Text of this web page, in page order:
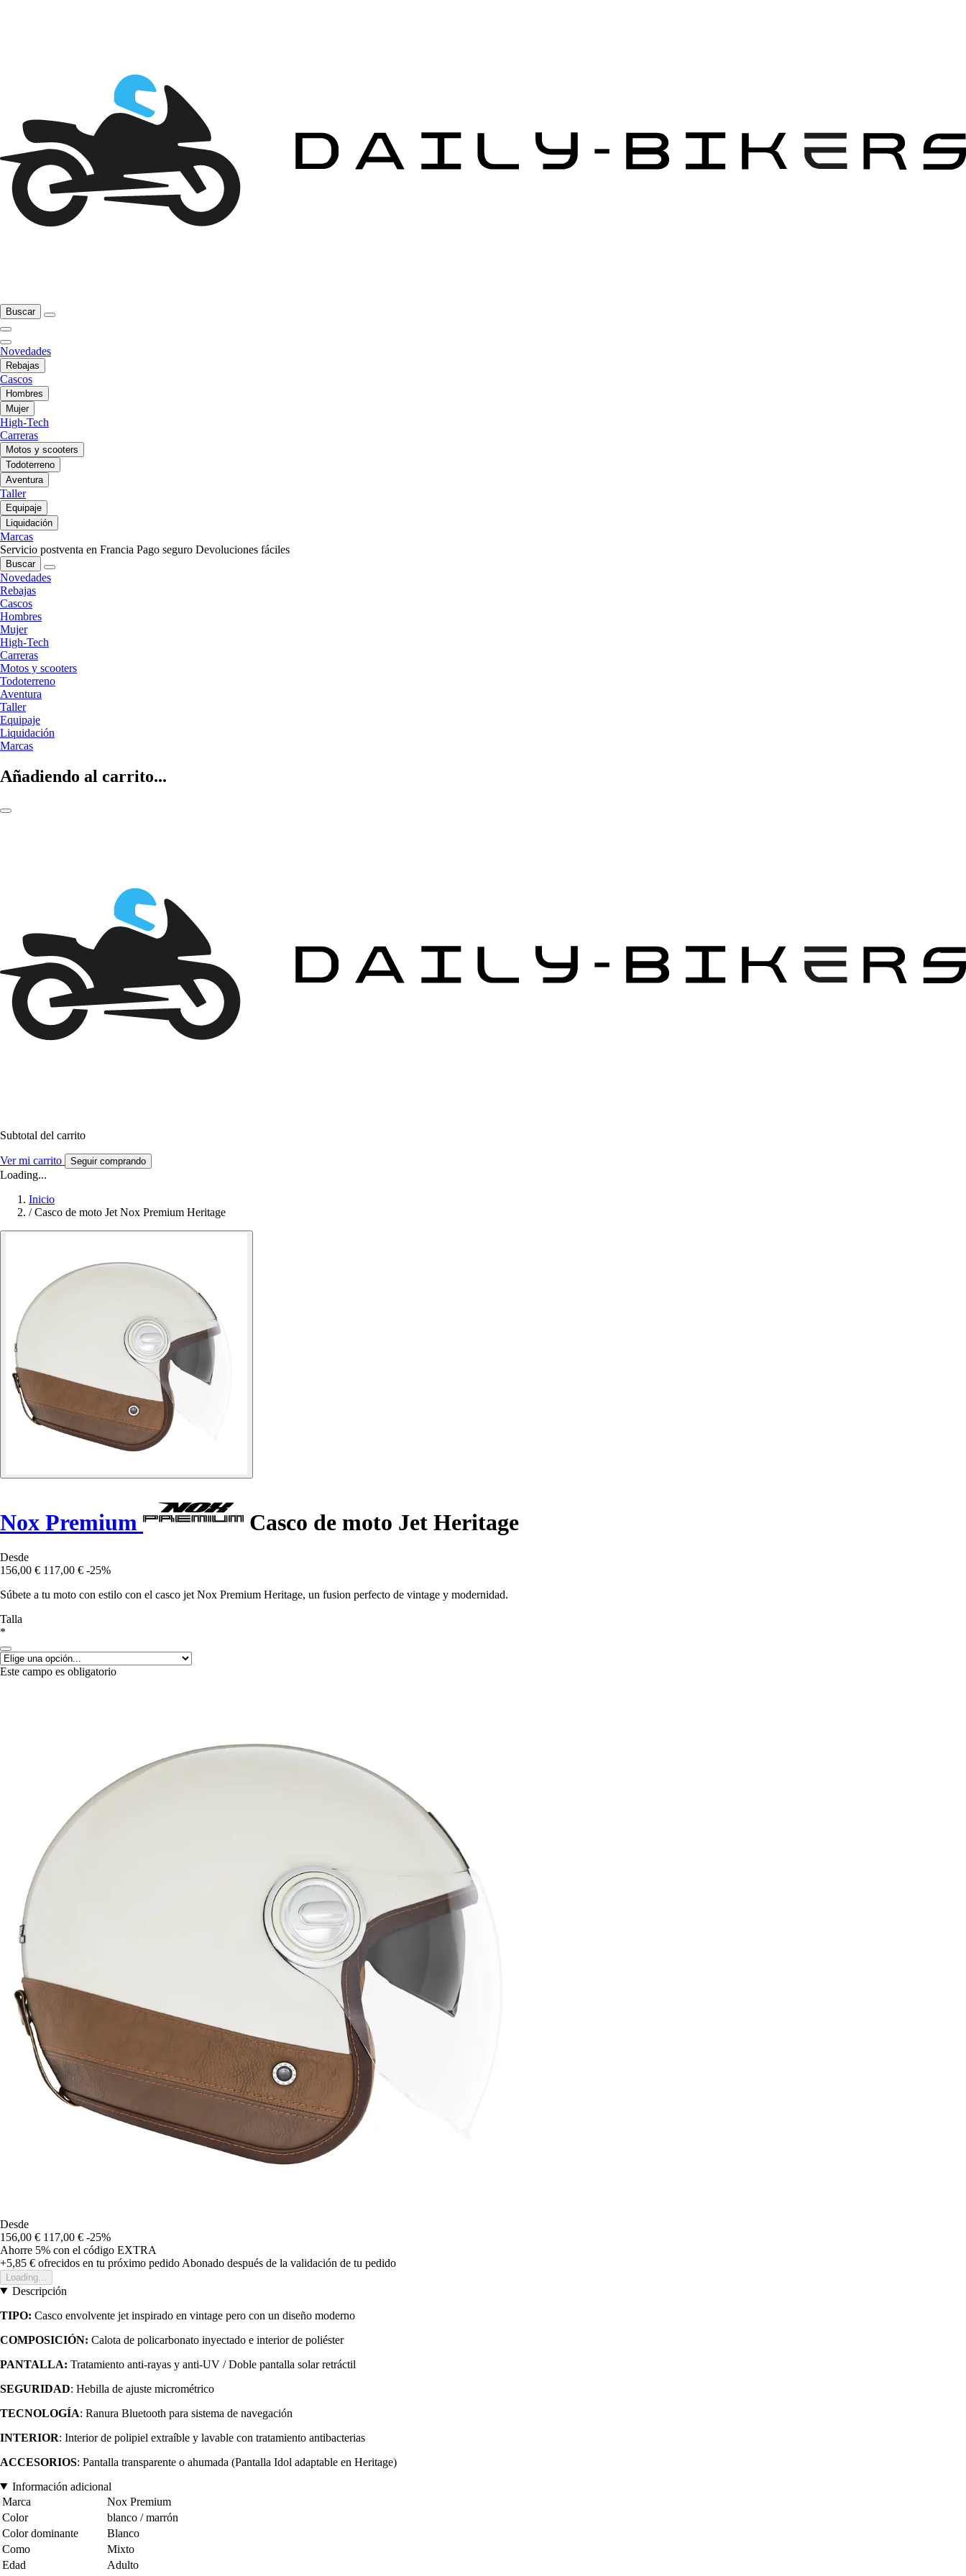
Buscar
Novedades
Rebajas
Cascos
Hombres
Mujer
High-Tech
Carreras
Motos y scooters
Todoterreno
Aventura
Taller
Equipaje
Liquidación
Marcas
Servicio postventa en Francia Pago seguro Devoluciones fáciles
Buscar
Novedades
Rebajas
Cascos
Hombres
Mujer
High-Tech
Carreras
Motos y scooters
Todoterreno
Aventura
Taller
Equipaje
Liquidación
Marcas
Añadiendo al carrito...
Subtotal del carrito
Ver mi carrito Seguir comprando
Loading...
Inicio
/ Casco de moto Jet Nox Premium Heritage
Nox Premium Casco de moto Jet Heritage
Desde
156,00 € 117,00 € -25%
Súbete a tu moto con estilo con el casco jet Nox Premium Heritage, un fusion perfecto de vintage y modernidad.
Talla
*
Este campo es obligatorio
Desde
156,00 € 117,00 € -25%
Ahorre 5% con el código EXTRA
+5,85 € ofrecidos en tu próximo pedido Abonado después de la validación de tu pedido
Loading...
Descripción
TIPO: Casco envolvente jet inspirado en vintage pero con un diseño moderno
COMPOSICIÓN: Calota de policarbonato inyectado e interior de poliéster
PANTALLA: Tratamiento anti-rayas y anti-UV / Doble pantalla solar retráctil
SEGURIDAD: Hebilla de ajuste micrométrico
TECNOLOGÍA: Ranura Bluetooth para sistema de navegación
INTERIOR: Interior de polipiel extraíble y lavable con tratamiento antibacterias
ACCESORIOS: Pantalla transparente o ahumada (Pantalla Idol adaptable en Heritage)
Información adicional
Marca
Nox Premium
Color
blanco / marrón
Color dominante
Blanco
Como
Mixto
Edad
Adulto